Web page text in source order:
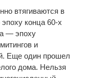
втягиваются в
конца 60-х
— эпоху
и
Еще один прошел
дома. Нельзя